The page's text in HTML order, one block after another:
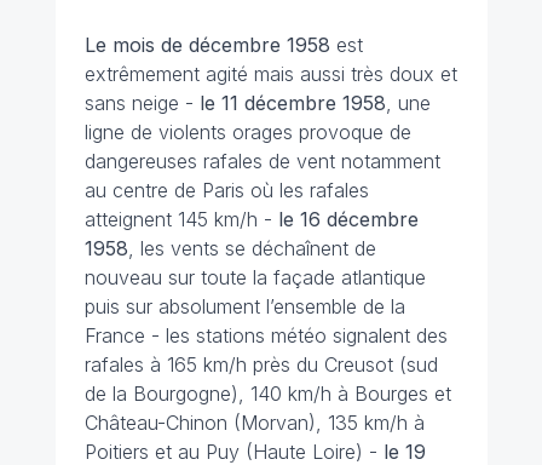
Le mois de décembre 1958 est
extrêmement agité mais aussi très doux et
sans neige - le 11 décembre 1958 , une
ligne de violents orages provoque de
dangereuses rafales de vent notamment
au centre de Paris où les rafales
atteignent 145 km/h - le 16 décembre
1958 , les vents se déchaînent de
nouveau sur toute la façade atlantique
puis sur absolument l’ensemble de la
France - les stations météo signalent des
rafales à 165 km/h près du Creusot (sud
de la Bourgogne), 140 km/h à Bourges et
Château-Chinon (Morvan), 135 km/h à
Poitiers et au Puy (Haute Loire) - le 19